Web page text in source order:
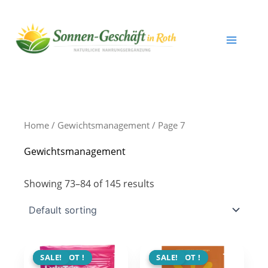
content
Home / Gewichtsmanagement / Page 7
Gewichtsmanagement
Showing 73–84 of 145 results
ANGEBOT !
SALE! ANGEBOT !
SALE!